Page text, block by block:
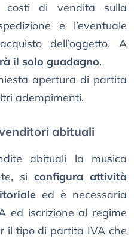
costi di vendita sulla
e l’eventuale
dell’oggetto. A
il solo guadagno.
apertura di partita
adempimenti.
abituali
abituali la musica
si configura attività
ed è necessaria
ed iscrizione al regime
il tipo di partita IVA che